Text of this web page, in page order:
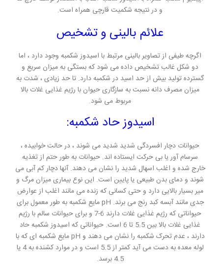
و در نتیجه شکمیت قارچی همراه است.
علائم بالینی و تشخیص
اگرچه طیفی از تصاویر بالینی مرتبط با اسیدوز شکمبه وجود دارد ، اما
دو شکل غالب تشخیص داده می شود که بستگی به میزان سریع و
گسترده تولید بیش از حد اسید در شکمبه دارد. تا حد زیادی ، شدت به
میزان مصرف دانه نسبت به سازگاری حیوان با رژیم غذایی غلات بالا
مربوط می شود.
اسیدوز حاد شکمبه:
حیوانات دچار افسردگی شدید شدید می شوند ، در حالت خوابیده ،
سرسام آور یا بی حرکت ایستاده اند. حیوانات به طور حتم از تغذیه
خارج شده و اغلب اسهال شدید را نشان می دهند. آنها دچار کم آبی می
شوند و دمای بدن طبیعی یا پایین است. این نوع بیماری میزان مرگ و
میر بسیار بالایی دارد و حتی کسانی که زنده می مانند اغلب از عوارض
جدی مانند آبسه کبد رنج می برند. pH مایع شکمبه به طور معمول برای
حیواناتی که رژیم غذایی غلات دارند 6-7 و برای حیوانات سالم با رژیم
غذایی غلات بالا بین 5.5 تا 6 است. حیواناتی که اسیدوز شکمبه حاد
دارند ، عدم تحرک شکمبه را نشان می دهند و pH مایع شکمبه ای که با
لوله معده به دست می آید کمتر از 5.5 است و در موارد کشنده به 4 یا
4.5 برسد.